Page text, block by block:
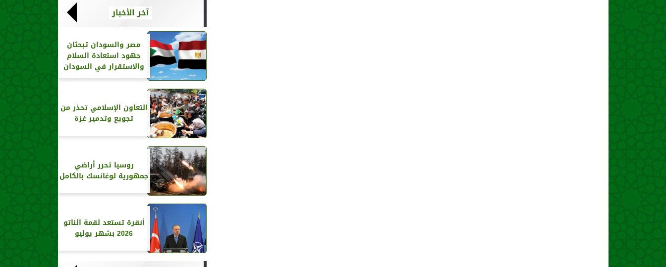
آخر الأخبار
مصر والسودان تبحثان
جهود استعادة السلام
والاستقرار في السودان
التعاون الإسلامي تحذر من
تجويع وتدمير غزة
روسيا تحرر أراضي
جمهورية لوغانسك بالكامل
أنقرة تستعد لقمة الناتو
2026 بشهر يوليو